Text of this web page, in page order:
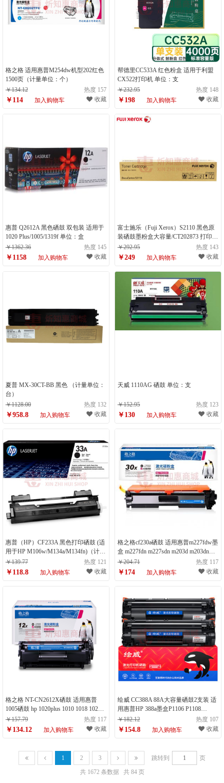
格之格 适用惠普M254dw机型202红色
1500页（计量单位：个）
￥134.12
热度 157
￥114 加入购物车 收藏
帮德里CC533A 红色粉盒 适用于利盟
CX522打印机 单位：支
￥232.95
热度 148
￥198 加入购物车 收藏
惠普 Q2612A 黑色硒鼓 双包装 适用于
1020 Plus/1005/1319f 单位：盒
￥1362.36
热度 145
￥1158 加入购物车 收藏
富士施乐（Fuji Xerox）S2110 黑色原
装硒鼓墨粉盒大容量/CT202873 打印机
墨粉盒 约9000页（计量单位：个）
￥292.95 热度 143
￥249 加入购物车 收藏
夏普 MX-30CT-BB 黑色 （计量单位：
台）
￥1128.00
热度 132
￥958.8 加入购物车 收藏
天威 1110AG 硒鼓 单位：支
￥152.95 热度 123
￥130 加入购物车 收藏
惠普（HP）CF233A 黑色打印硒鼓 (适
用于HP M106w/M134a/M134fn)（计量
单位：个）
￥139.77 热度 121
￥118.8 加入购物车 收藏
格之格cf230a硒鼓 适用惠普m227fdw墨
盒 m227fdn m227sdn m203d m203dn
m203dw hp30a硒鼓粉盒带芯片大容量
（计量单位：个）
￥204.71 热度 117
￥174 加入购物车 收藏
格之格 NT-CN2612X硒鼓 适用惠普
1005硒鼓 hp 1020plus 1010 1018 1022
3050 3015佳能2900 lbp3000 303打印机
墨盒（计量单位：支）
￥157.79 热度 117
￥134.12 加入购物车 收藏
绘威 CC388A 88A大容量硒鼓2支装 适
用惠普HP 388a墨盒P1106 P1108
M126a M1136 M1213nf 1216nfh打印机
碳粉盒 （计量单位：个）
￥182.12 热度 107
￥154.8 加入购物车 收藏
1 2 3 跳转到
页
共 1672 条数据
共 84 页